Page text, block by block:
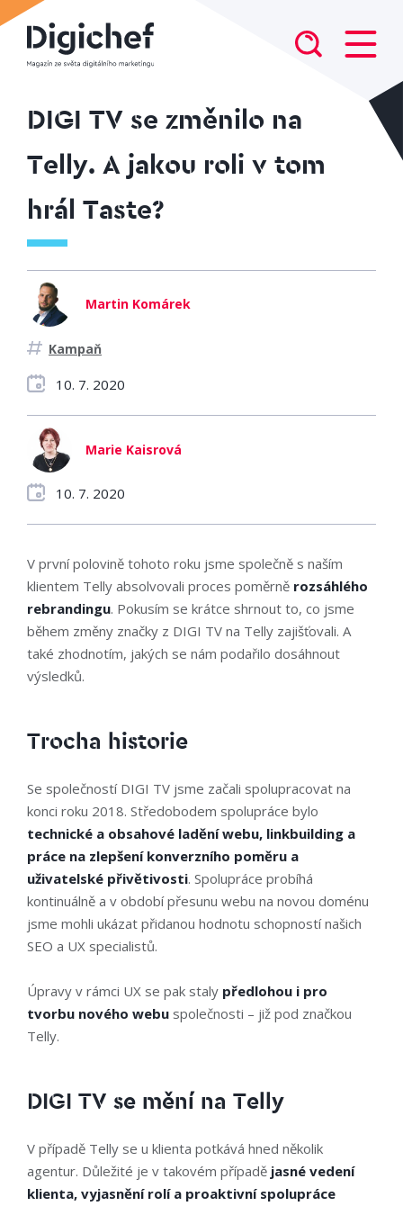
DIGI TV se změnilo na
Telly. A jakou roli v tom
hrál Taste?
Martin Komárek
Kampaň
10. 7. 2020
Marie Kaisrová
10. 7. 2020
V první polovině tohoto roku jsme společně s naším
klientem Telly absolvovali proces poměrně rozsáhlého
rebrandingu. Pokusím se krátce shrnout to, co jsme
během změny značky z DIGI TV na Telly zajišťovali. A
také zhodnotím, jakých se nám podařilo dosáhnout
výsledků.
Trocha historie
Se společností DIGI TV jsme začali spolupracovat na
konci roku 2018. Středobodem spolupráce bylo
technické a obsahové ladění webu, linkbuilding a
práce na zlepšení konverzního poměru a
uživatelské přivětivosti. Spolupráce probíhá
kontinuálně a v období přesunu webu na novou doménu
jsme mohli ukázat přidanou hodnotu schopností našich
SEO a UX specialistů.
Úpravy v rámci UX se pak staly předlohou i pro
tvorbu nového webu společnosti –⁠ již pod značkou
Telly.
DIGI TV se mění na Telly
V případě Telly se u klienta potkává hned několik
agentur. Důležité je v takovém případě jasné vedení
klienta, vyjasnění rolí a proaktivní spolupráce